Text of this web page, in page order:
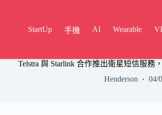
StartUp 手機 AI Wearable
Telstra 與 Starlink 合作推出衛星短信服務
Henderson
04/